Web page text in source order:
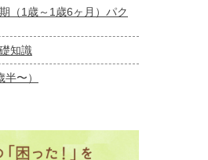
（1歳～1歳6ヶ月）パク
知識
〜）